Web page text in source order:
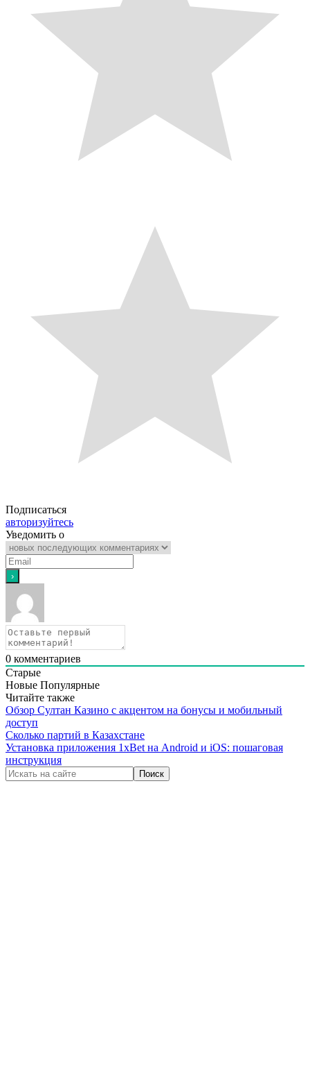
Подписаться
авторизуйтесь
Уведомить о
0 комментариев
Старые
Новые Популярные
Читайте также
Обзор Султан Казино с акцентом на бонусы и мобильный
доступ
Сколько партий в Казахстане
Установка приложения 1xBet на Android и iOS: пошаговая
инструкция